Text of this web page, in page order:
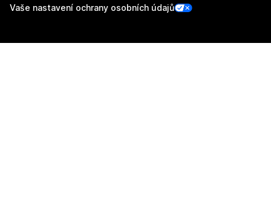
Vaše nastavení ochrany osobních údajů